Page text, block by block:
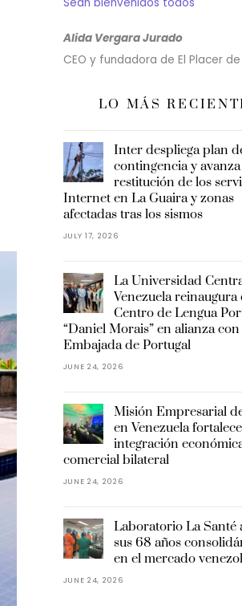
Alida Vergara Jurado
CEO y fundadora de El Placer de
LO MÁS
Inter despliega plan
contingencia y
restitución de los
Internet en La Guaira y zonas
afectadas tras los sismos
JULY 17, 2026
La Universidad
Venezuela reinaugura
Centro de Lengua
“Daniel Morais” en alianza con
Embajada de Portugal
JUNE 24, 2026
Misión Empresarial
en Venezuela
integración
comercial bilateral
JUNE 24, 2026
Laboratorio La Santé
sus 68 años
en el mercado
JUNE 24, 2026